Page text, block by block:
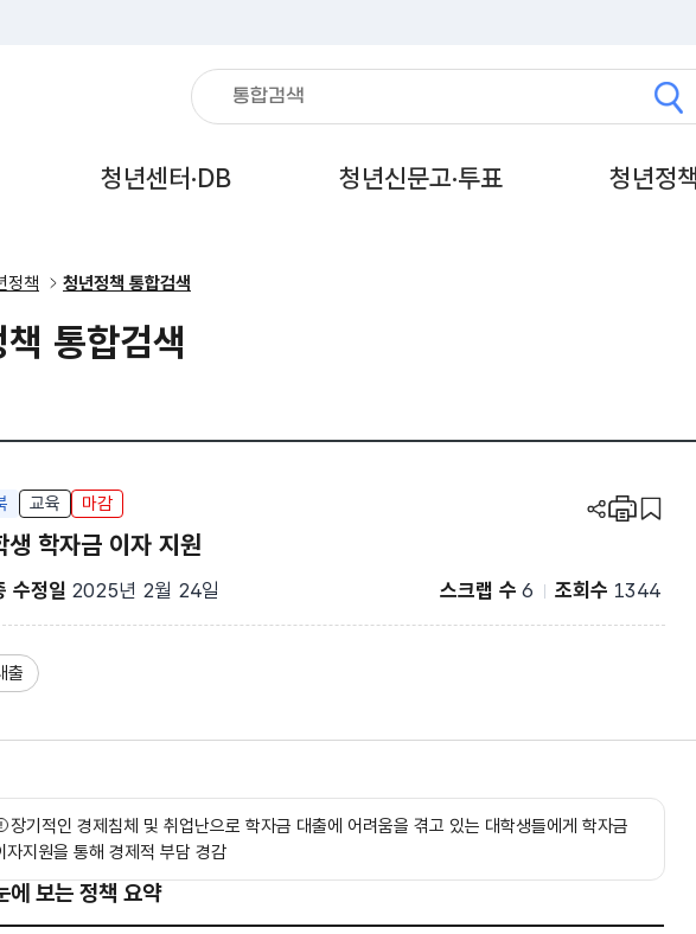
통합검색
검색어를
입력해주세요
검
청년센터·DB열기 청년신문고·투표열기 청년정
통합검색
정책 청년정책 통합검색
교육 마감 공유하기
인쇄
생 학자금 이자 지원
수정일 2025년 2월 24일 스크랩 수 6 조회수 1344
출
장기적인 경제침체 및 취업난으로 학자금 대출에 어려움을 겪고 있는 대학생들에게 학자금
자지원을 통해 경제적 부담 경감
에 보는 정책 요약